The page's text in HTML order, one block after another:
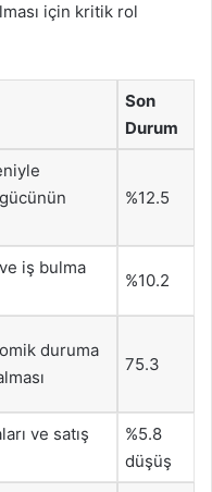
için kritik rol
Son
Durum
%12.5
iş bulma
%10.2
duruma
75.3
ve satış
%5.8
düşüş